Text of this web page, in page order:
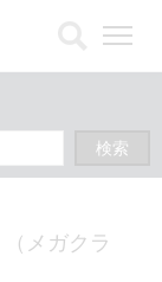
メ
を
開
（メガクラ